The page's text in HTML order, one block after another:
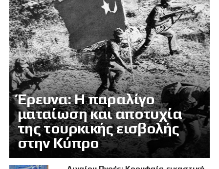
Έρευνα: Η παραλίγο
ματαίωση και αποτυχία
της τουρκικής εισβολής
στην Κύπρο